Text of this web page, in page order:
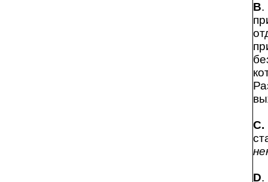
В.
С.
D.